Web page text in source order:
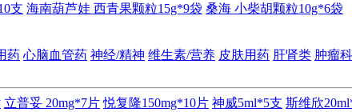
支 海南葫芦娃 西青果颗粒15g*9袋 桑海 小柴胡颗粒10g*6袋
药 心脑血管药 神经/精神 维生素/营养 皮肤用药 肝肾类 肿瘤
立普妥 20mg*7片 悦复隆150mg*10片 神威5ml*5支 斯维欣